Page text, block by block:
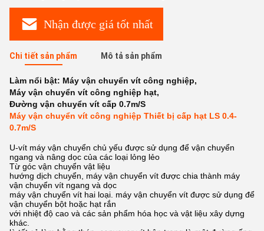
Nhận được giá tốt nhất
Chi tiết sản phẩm Mô tả sản phẩm
Làm nổi bật: Máy vận chuyển vít công nghiệp,
Máy vận chuyển vít công nghiệp hạt,
Đường vận chuyển vít cấp 0.7m/S
Máy vận chuyển vít công nghiệp Thiết bị cấp hạt LS 0.4-
0.7m/S
U-vít máy vận chuyển chủ yếu được sử dụng để vận chuyển
ngang và nâng dọc của các loại lỏng lẻo
Từ góc vận chuyển vật liệu
hướng dịch chuyển, máy vận chuyển vít được chia thành máy
vận chuyển vít ngang và dọc
máy vận chuyển vít hai loại. máy vận chuyển vít được sử dụng để
vận chuyển bột hoặc hạt rắn
với nhiệt độ cao và các sản phẩm hóa học và vật liệu xây dựng
khác.